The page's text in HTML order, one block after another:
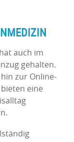
auch im
gehalten.
zur Online-
bieten eine